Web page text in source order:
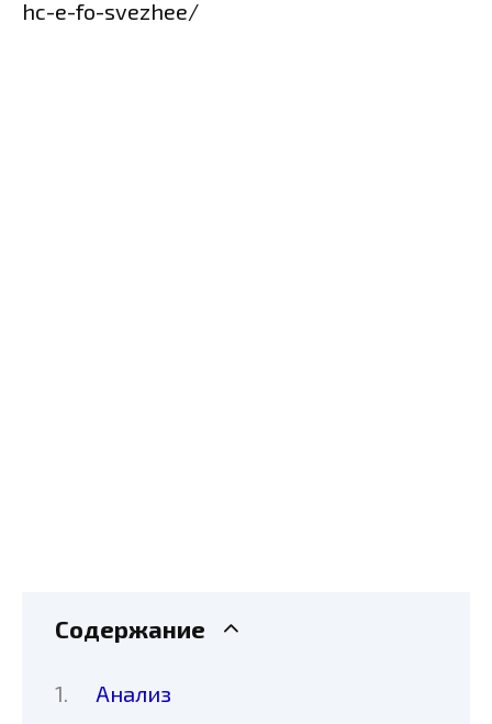
hc-e-fo-svezhee/
Содержание
Анализ